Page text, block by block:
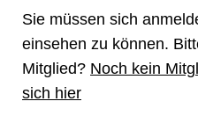
Sie müssen sich
einsehen zu können.
Mitglied? Noch kein
sich hier